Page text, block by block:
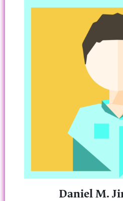
Daniel M.